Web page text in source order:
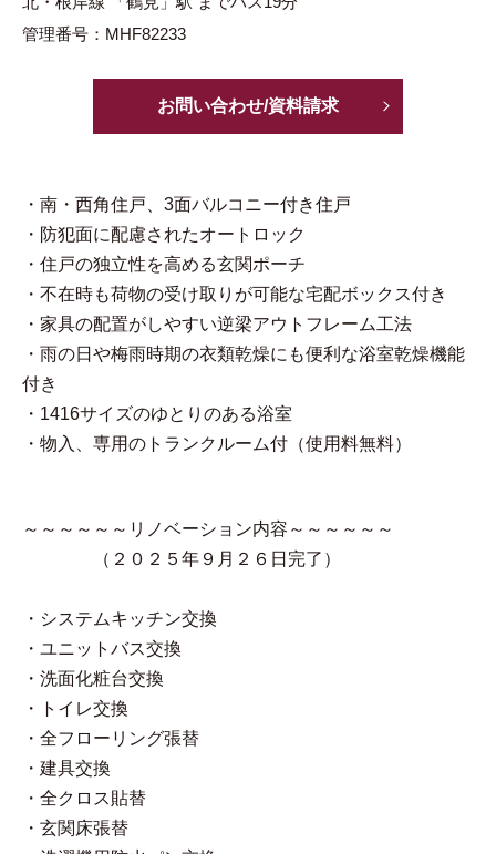
管理番号：MHF82233
お問い合わせ/資料請求
・南・西角住戸、3面バルコニー付き住戸
・防犯面に配慮されたオートロック
・住戸の独立性を高める玄関ポーチ
・不在時も荷物の受け取りが可能な宅配ボックス付き
・家具の配置がしやすい逆梁アウトフレーム工法
・雨の日や梅雨時期の衣類乾燥にも便利な浴室乾燥機能
付き
・1416サイズのゆとりのある浴室
・物入、専用のトランクルーム付（使用料無料）
～～～～～～リノベーション内容～～～～～～
（２０２５年９月２６日完了）
・システムキッチン交換
・ユニットバス交換
・洗面化粧台交換
・トイレ交換
・全フローリング張替
・建具交換
・全クロス貼替
・玄関床張替